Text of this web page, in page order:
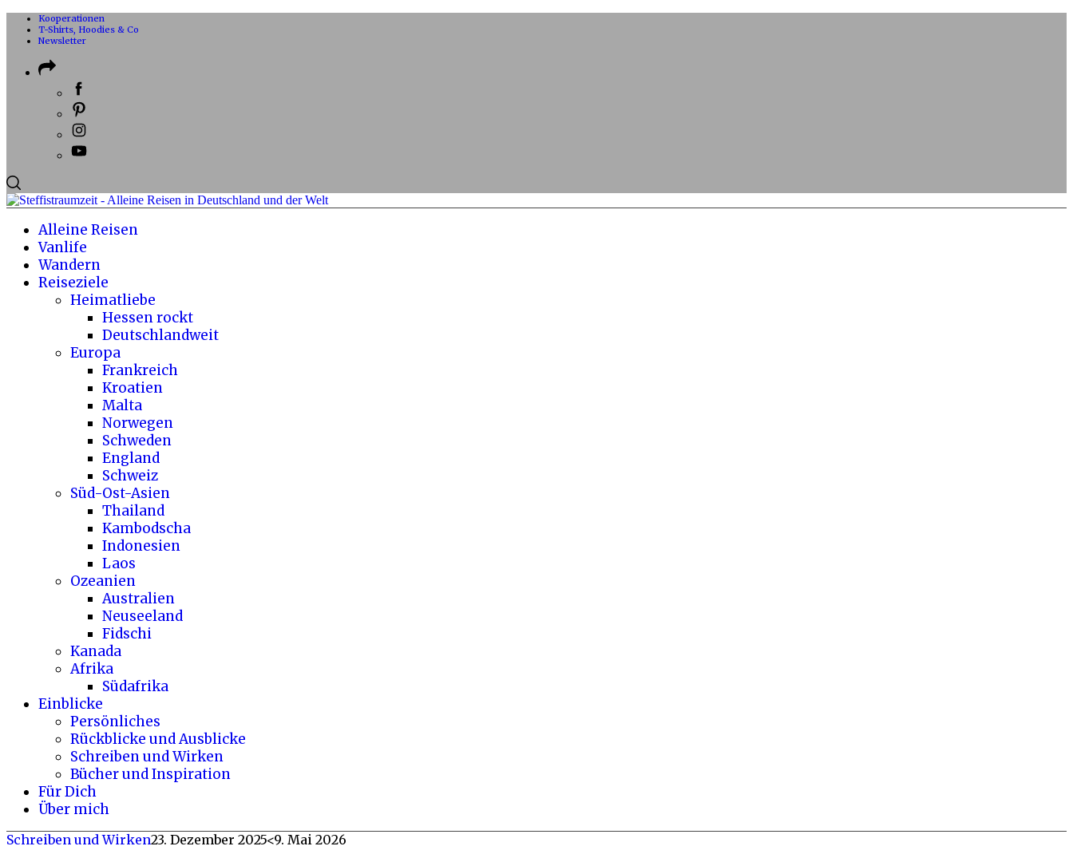
Kooperationen
T-Shirts, Hoodies & Co
Newsletter
Alleine Reisen
Vanlife
Wandern
Reiseziele
Heimatliebe
Hessen rockt
Deutschlandweit
Europa
Frankreich
Kroatien
Malta
Norwegen
Schweden
England
Schweiz
Süd-Ost-Asien
Thailand
Kambodscha
Indonesien
Laos
Ozeanien
Australien
Neuseeland
Fidschi
Kanada
Afrika
Südafrika
Einblicke
Persönliches
Rückblicke und Ausblicke
Schreiben und Wirken
Bücher und Inspiration
Für Dich
Über mich
Schreiben und Wirken23. Dezember 2025<9. Mai 2026